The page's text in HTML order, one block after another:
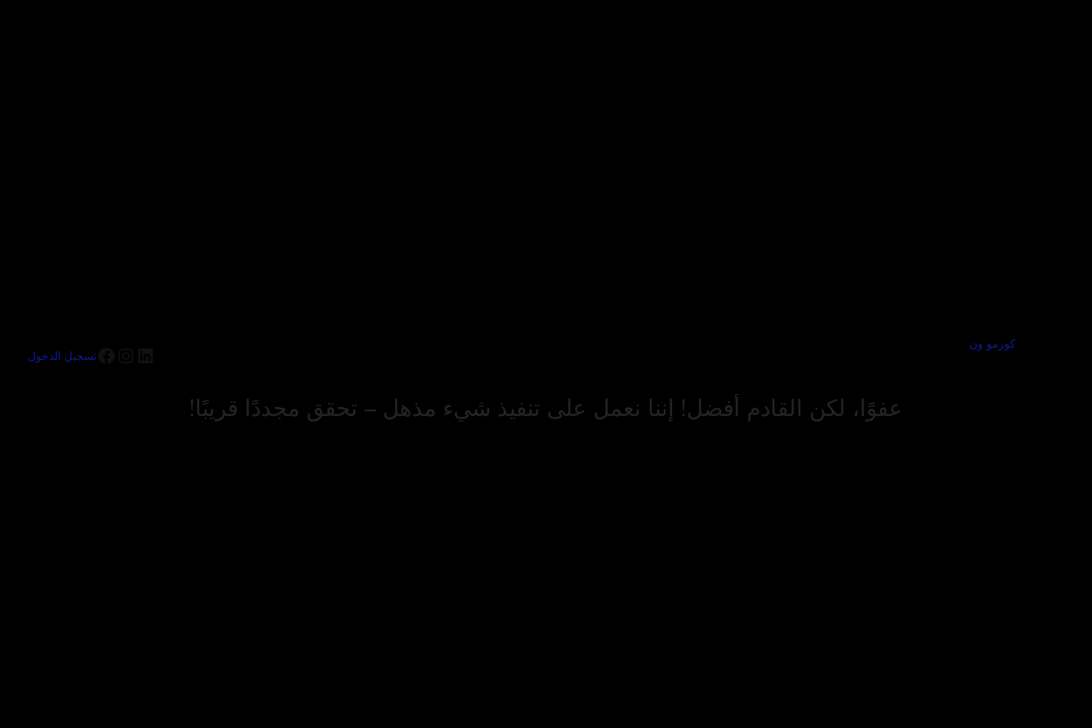
كوزمو ون
تسجيل الدخول
عفوًا، لكن القادم أفضل! إننا نعمل على تنفيذ شيء مذهل – تحقق مجددًا قريبًا!